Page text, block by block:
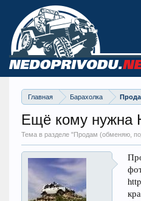
Главная Барахолка
Ещё кому нужна
Тема в разделе "Продам (обменяю,